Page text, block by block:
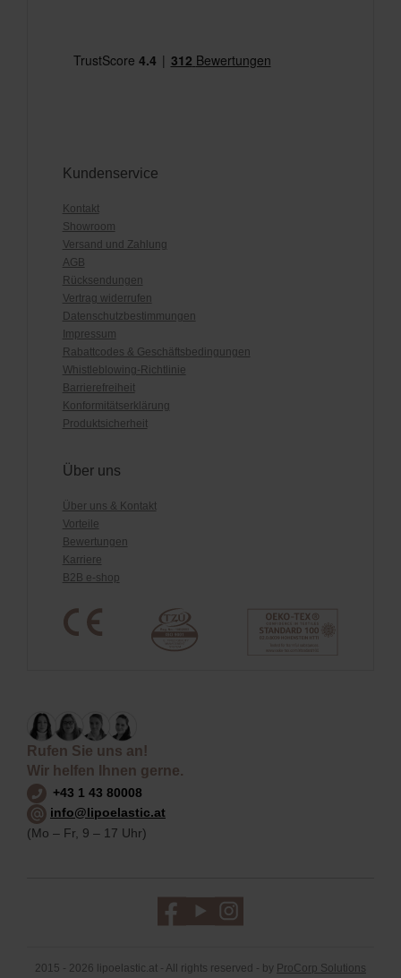
Kundenservice
Kontakt
Showroom
Versand und Zahlung
AGB
Rücksendungen
Vertrag widerrufen
Datenschutzbestimmungen
Impressum
Rabattcodes & Geschäftsbedingungen
Whistleblowing-Richtlinie
Barrierefreiheit
Konformitätserklärung
Produktsicherheit
Über uns
Über uns & Kontakt
Vorteile
Bewertungen
Karriere
B2B e-shop
Rufen Sie uns an!
Wir helfen Ihnen gerne.
+43 1 43 80008
info@lipoelastic.at
(Mo – Fr, 9 – 17 Uhr)
2015 - 2026 lipoelastic.at - All rights reserved - by ProCorp Solutions